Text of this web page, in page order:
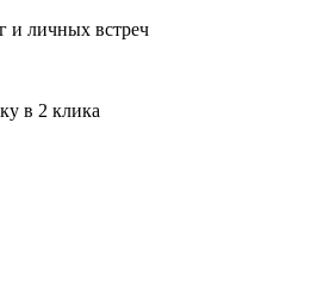
и личных встреч
в 2 клика